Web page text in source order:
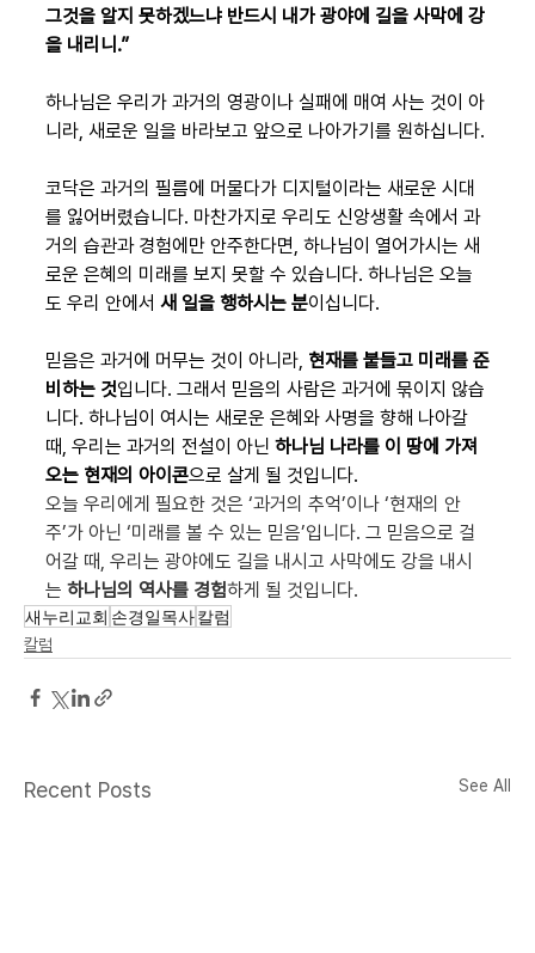
그것을 알지 못하겠느냐 반드시 내가 광야에 길을 사막에 강
을 내리니.”
하나님은 우리가 과거의 영광이나 실패에 매여 사는 것이 아
니라, 새로운 일을 바라보고 앞으로 나아가기를 원하십니다.
코닥은 과거의 필름에 머물다가 디지털이라는 새로운 시대
를 잃어버렸습니다. 마찬가지로 우리도 신앙생활 속에서 과
거의 습관과 경험에만 안주한다면, 하나님이 열어가시는 새
로운 은혜의 미래를 보지 못할 수 있습니다. 하나님은 오늘
도 우리 안에서 새 일을 행하시는 분이십니다.
믿음은 과거에 머무는 것이 아니라, 현재를 붙들고 미래를 준
비하는 것입니다. 그래서 믿음의 사람은 과거에 묶이지 않습
니다. 하나님이 여시는 새로운 은혜와 사명을 향해 나아갈
때, 우리는 과거의 전설이 아닌 하나님 나라를 이 땅에 가져
오는 현재의 아이콘으로 살게 될 것입니다.
오늘 우리에게 필요한 것은 ‘과거의 추억’이나 ‘현재의 안
주’가 아닌 ‘미래를 볼 수 있는 믿음’입니다. 그 믿음으로 걸
어갈 때, 우리는 광야에도 길을 내시고 사막에도 강을 내시
는 하나님의 역사를 경험하게 될 것입니다.
새누리교회 손경일목사칼럼
칼럼
Recent Posts See All